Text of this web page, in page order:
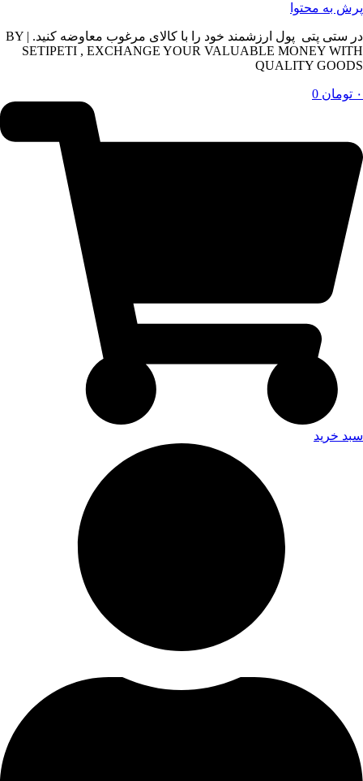
پرش به محتوا
در ستی پتی پول ارزشمند خود را با کالای مرغوب معاوضه کنید. | BY
SETIPETI , EXCHANGE YOUR VALUABLE MONEY WITH
QUALITY GOODS
۰ تومان 0
سبد خرید